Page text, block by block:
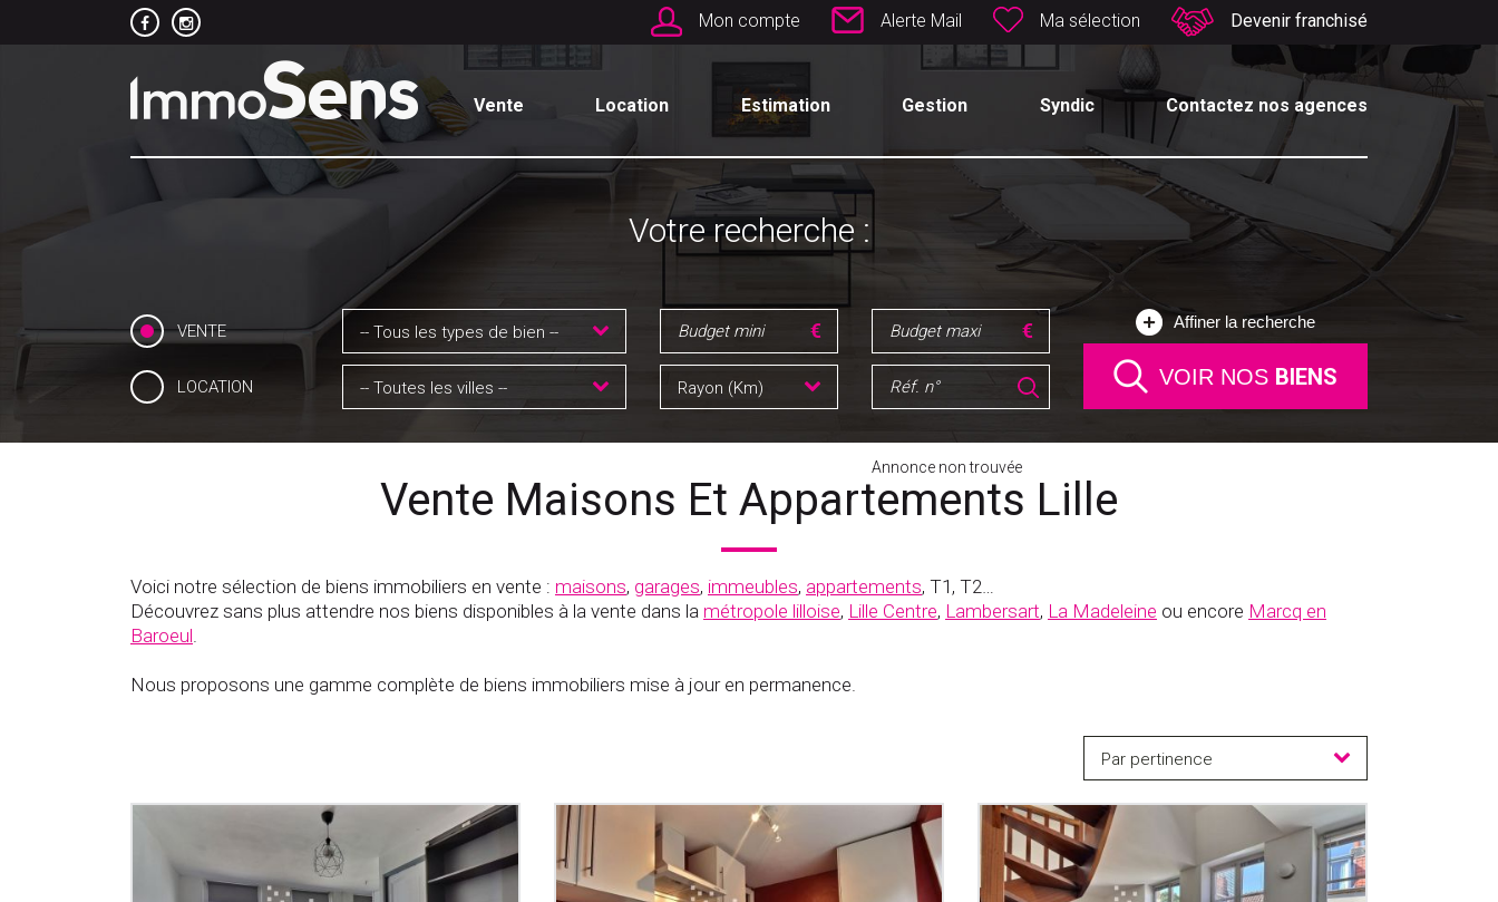
Mon compte Alerte Mail Ma sélection Devenir franchisé
Vente Location Estimation Gestion Syndic Contactez nos agences
Votre recherche :
VENTE
LOCATION
-- Tous les types de bien --
-- Toutes les villes -- Rayon (Km)
Annonce non trouvée
Affiner la recherche
VOIR NOS BIENS
Vente Maisons Et Appartements Lille
Voici notre sélection de biens immobiliers en vente : maisons, garages, immeubles, appartements, T1, T2…
Découvrez sans plus attendre nos biens disponibles à la vente dans la métropole lilloise, Lille Centre, Lambersart, La Madeleine ou encore Marcq en
Baroeul.
Nous proposons une gamme complète de biens immobiliers mise à jour en permanence.
Par pertinence